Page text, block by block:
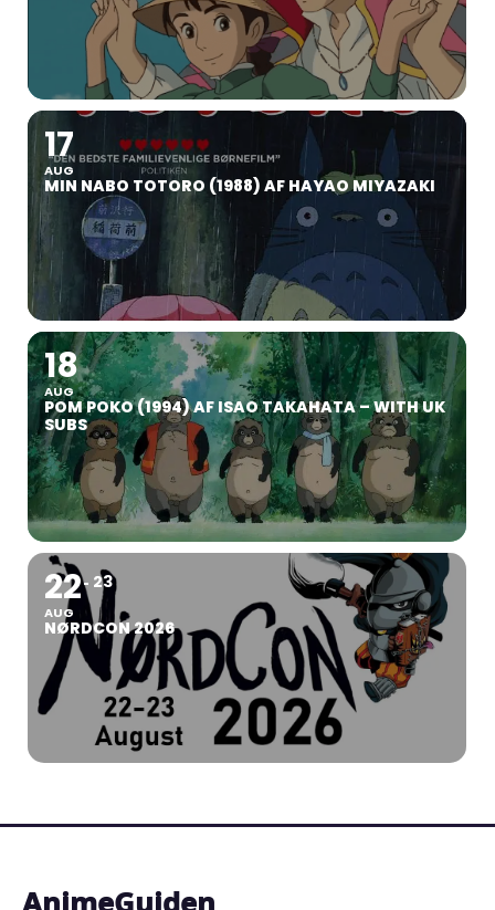
17
AUG
MIN NABO TOTORO (1988) AF HAYAO MIYAZAKI
18
AUG
POM POKO (1994) AF ISAO TAKAHATA – WITH UK
SUBS
22
AUG
23
NØRDCON 2026